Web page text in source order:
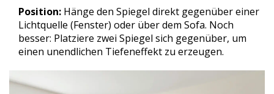
Position: Hänge den Spiegel direkt gegenüber einer
Lichtquelle (Fenster) oder über dem Sofa. Noch
besser: Platziere zwei Spiegel sich gegenüber, um
einen unendlichen Tiefeneffekt zu erzeugen.